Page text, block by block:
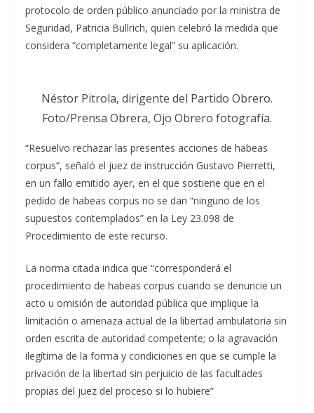
protocolo de orden público anunciado por la ministra de
Seguridad, Patricia Bullrich, quien celebró la medida que
considera “completamente legal” su aplicación.
Néstor Pitrola, dirigente del Partido Obrero.
Foto/Prensa Obrera, Ojo Obrero fotografía.
“Resuelvo rechazar las presentes acciones de habeas
corpus”, señaló el juez de instrucción Gustavo Pierretti,
en un fallo emitido ayer, en el que sostiene que en el
pedido de habeas corpus no se dan “ninguno de los
supuestos contemplados” en la Ley 23.098 de
Procedimiento de este recurso.
La norma citada indica que “corresponderá el
procedimiento de habeas corpus cuando se denuncie un
acto u omisión de autoridad pública que implique la
limitación o amenaza actual de la libertad ambulatoria sin
orden escrita de autoridad competente; o la agravación
ilegítima de la forma y condiciones en que se cumple la
privación de la libertad sin perjuicio de las facultades
propias del juez del proceso si lo hubiere”